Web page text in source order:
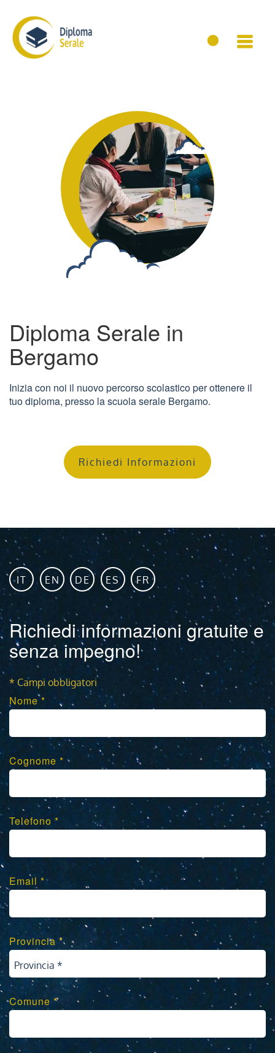
Diploma Serale in
Bergamo
Inizia con noi il nuovo percorso scolastico per ottenere il
tuo diploma, presso la scuola serale Bergamo.
Richiedi Informazioni
IT EN DE ES FR
Richiedi informazioni gratuite e
senza impegno!
* Campi obbligatori
Nome *
Cognome *
Telefono *
Email *
Provincia *
Provincia *
Comune *